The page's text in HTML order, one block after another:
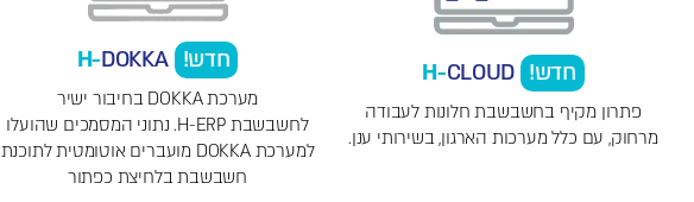
חדש! H-CLOUD
פתרון מקיף בחשבשבת חלונות לעבודה
מרחוק, עם כלל מערכות הארגון, בשירותי ענן.
חדש! H-DOKKA
מערכת DOKKA בחיבור ישיר
לחשבשבת H-ERP
. נתוני המסמכים שהועלו
למערכת DOKKA מועברים אוטומטית לתוכנת
חשבשבת בלחיצת כפתור